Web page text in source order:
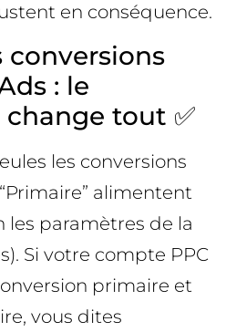
en conséquence.
conversions
: le
change tout ✅
les conversions
alimentent
les paramètres de la
Si votre compte PPC
primaire et
vous dites